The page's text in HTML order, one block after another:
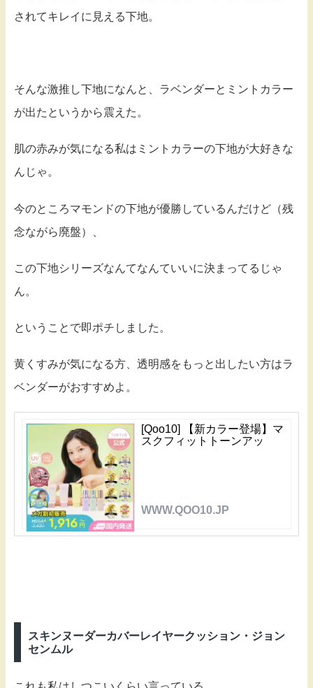
されてキレイに見える下地。
そんな激推し下地になんと、ラベンダーとミントカラー
が出たというから震えた。
肌の赤みが気になる私はミントカラーの下地が大好きな
んじゃ。
今のところマモンドの下地が優勝しているんだけど（残
念ながら廃盤）、
この下地シリーズなんてなんていいに決まってるじゃ
ん。
ということで即ポチしました。
黄くすみが気になる方、透明感をもっと出したい方はラ
ベンダーがおすすめよ。
[Qoo10] 【新カラー登場】マ
スクフィットトーンアッ
WWW.QOO10.JP
スキンヌーダーカバーレイヤークッション・ジョン
センムル